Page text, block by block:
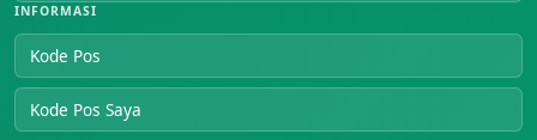
INFORMASI
Kode Pos
Kode Pos Saya